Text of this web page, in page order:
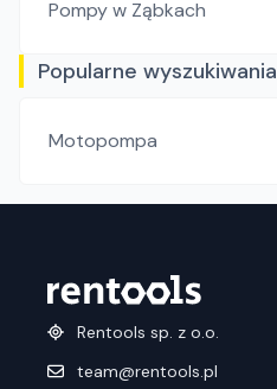
Pompyw Ząbkach
Popularne wyszukiwania
Motopompa
Rentools sp. z o.o.
team@rentools.pl